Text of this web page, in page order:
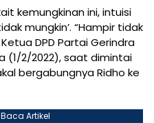
kemungkinan ini, intuisi
mungkin’. “Hampir tidak
DPD Partai Gerindra
(1/2/2022), saat dimintai
bergabungnya Ridho ke
Artikel